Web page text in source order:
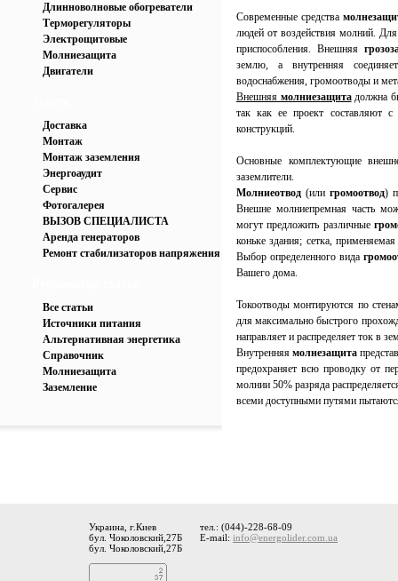
Длинноволновые обогреватели
Терморегуляторы
Электрощитовые
Молниезащита
Двигатели
Доставка
Монтаж
Монтаж заземления
Энергоаудит
Сервис
Фотогалерея
ВЫЗОВ СПЕЦИАЛИСТА
Аренда генераторов
Ремонт стабилизаторов напряжения
Все статьи
Источники питания
Альтернативная энергетика
Справочник
Молниезащита
Заземление
Современные средства
людей от воздействия молний.
приспособления. Внешняя
землю, а внутренняя
водоснабжения, громоотводы и
Внешняя молниезащита должна
так как ее проект составляют
конструкций.
Основные комплектующие
заземлители.
Молниеотвод (или громоотвод)
Внешне молниепремная часть
могут предложить различные
коньке здания; сетка,
Выбор определенного вида
Вашего дома.
Токоотводы монтируются по
для максимально быстрого
направляет и распределяет ток в
Внутренняямолнезащита
предохраняет всю проводку от
молнии 50% разряда
всеми доступными путями
Украина, г.Киев
бул. Чоколовский,27Б
бул. Чоколовский,27Б
тел.: (044)-228-68-09
E-mail: info@energolider.com.ua